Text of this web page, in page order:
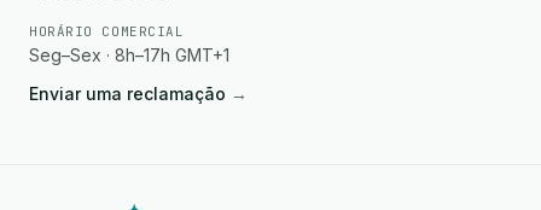
HORÁRIO COMERCIAL
Seg–Sex · 8h–17h GMT+1
Enviar uma reclamação →